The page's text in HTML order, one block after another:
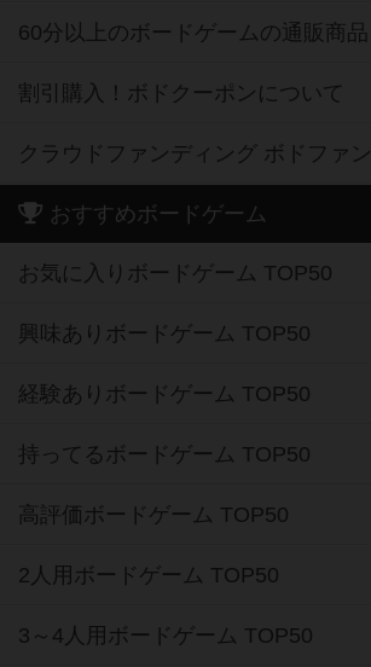
60分以上のボードゲームの通販商品
割引購入！ボドクーポンについて
クラウドファンディング ボドファン
おすすめボードゲーム
お気に入りボードゲーム TOP50
興味ありボードゲーム TOP50
経験ありボードゲーム TOP50
持ってるボードゲーム TOP50
高評価ボードゲーム TOP50
2人用ボードゲーム TOP50
3～4人用ボードゲーム TOP50